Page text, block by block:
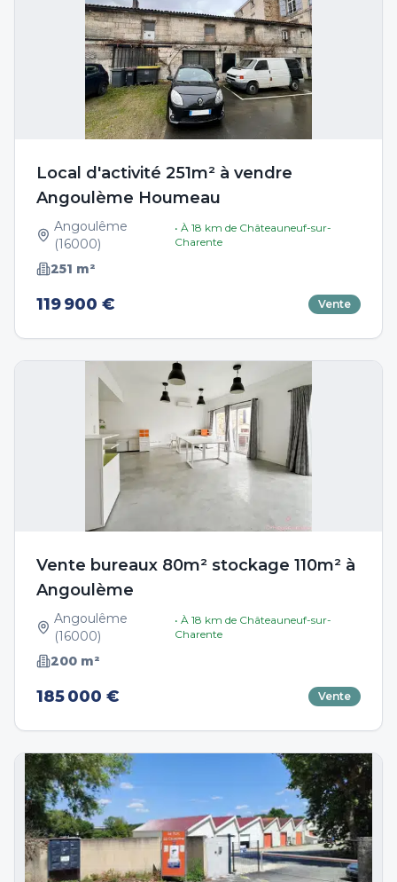
Local d'activité 251m² à vendre
Angoulème Houmeau
Angoulême
(16000)
• À 18 km de Châteauneuf-sur-
Charente
251 m²
119 900 € Vente
Vente bureaux 80m² stockage 110m² à
Angoulème
Angoulême
(16000)
• À 18 km de Châteauneuf-sur-
Charente
200 m²
185 000 € Vente